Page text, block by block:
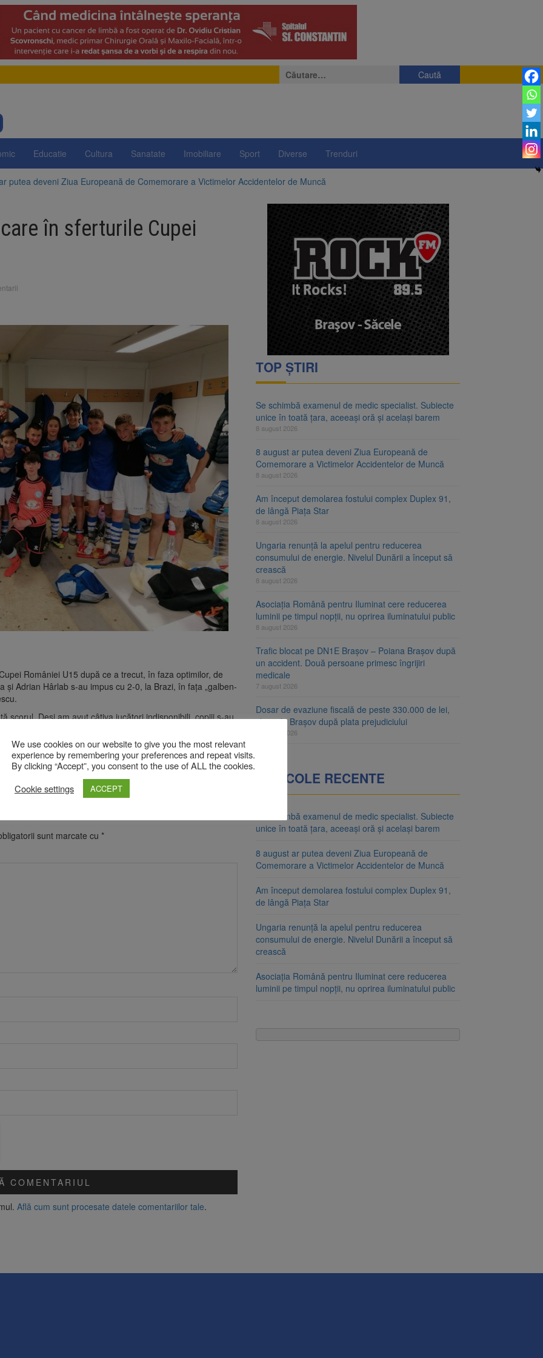
Caută
după:
Educatie Cultura Sanatate Imobiliare Sport Diverse Trenduri
putea deveni Ziua Europeană de Comemorare a Victimelor Accidentelor de Muncă
la apelul pentru reducerea consumului de energie. Nivelul Dunării a început să crească
Română pentru Iluminat cere reducerea luminii pe timpul nopții, nu oprirea iluminatului public
pe DN1E Brașov – Poiana Brașov după un accident. Două persoane primesc îngrijiri
examenul de medic specialist. Subiecte unice în toată țara, aceeași oră și același barem
în sferturile Cupei
României U15 după ce a trecut, în faza optimilor, de
și Adrian Hârlab s-au impus cu 2-0, la Brazi, în fața „galben-
scorul. Deși am avut câțiva jucători indisponibili, copiii s-au
Au arătat că locul în primele 8 echipe din țară este
bune să continue”, a declarat Adrian Hârlab.
cele mai bune 8 echipe din țară și în Liga Elitelor. Tragerile
și Cupei României U15 vor avea loc luni, 18 aprilie, la
sunt marcate cu *
Află cum sunt procesate datele comentariilor tale.
TOP ȘTIRI
Se schimbă examenul de medic specialist. Subiecte
unice în toată țara, aceeași oră și același barem
8 august 2026
8 august ar putea deveni Ziua Europeană de
Comemorare a Victimelor Accidentelor de Muncă
8 august 2026
Am început demolarea fostului complex Duplex 91,
de lângă Piața Star
8 august 2026
Ungaria renunță la apelul pentru reducerea
consumului de energie. Nivelul Dunării a început să
crească
8 august 2026
Asociația Română pentru Iluminat cere reducerea
luminii pe timpul nopții, nu oprirea iluminatului public
8 august 2026
Trafic blocat pe DN1E Brașov – Poiana Brașov după
un accident. Două persoane primesc îngrijiri
medicale
7 august 2026
Dosar de evaziune fiscală de peste 330.000 de lei,
clasat la Brașov după plata prejudiciului
7 august 2026
ARTICOLE RECENTE
Se schimbă examenul de medic specialist. Subiecte
unice în toată țara, aceeași oră și același barem
8 august ar putea deveni Ziua Europeană de
Comemorare a Victimelor Accidentelor de Muncă
Am început demolarea fostului complex Duplex 91,
de lângă Piața Star
Ungaria renunță la apelul pentru reducerea
consumului de energie. Nivelul Dunării a început să
crească
Asociația Română pentru Iluminat cere reducerea
luminii pe timpul nopții, nu oprirea iluminatului public
We use cookies on our website to give you the most relevant
experience by remembering your preferences and repeat visits.
By clicking “Accept”, you consent to the use of ALL the cookies.
Cookie settings
ACCEPT